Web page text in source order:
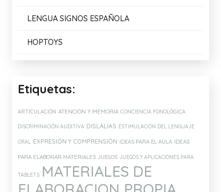
LENGUA SIGNOS ESPAÑOLA
HOPTOYS
Etiquetas:
ARTICULACIÓN ATENCIÓN Y MEMORIA CONCIENCIA FONOLÓGICA
DISCRIMINACIÓN AUDITIVA DISLALIAS ESTIMULACIÓN DEL LENGUAJE
ORAL EXPRESIÓN Y COMPRENSIÓN IDEAS PARA EL AULA IDEAS
PARA ELABORAR MATERIALES JUEGOS JUEGOS Y APLICACIONES PARA
TABLETS MATERIALES DE